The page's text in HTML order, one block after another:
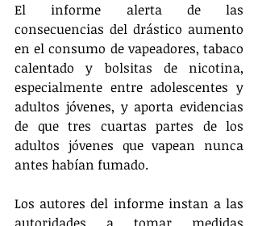
El informe alerta de las
consecuencias del drástico aumento
en el consumo de vapeadores, tabaco
calentado y bolsitas de nicotina,
especialmente entre adolescentes y
adultos jóvenes, y aporta evidencias
de que tres cuartas partes de los
adultos jóvenes que vapean nunca
antes habían fumado.
Los autores del informe instan a las